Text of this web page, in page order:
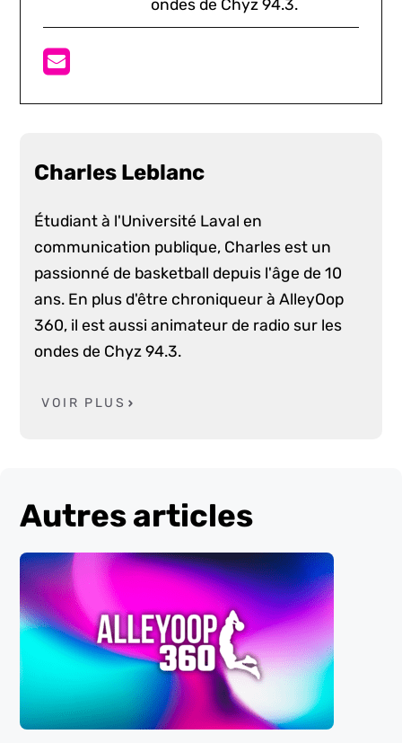
ondes de Chyz 94.3.
Charles Leblanc
Étudiant à l'Université Laval en
communication publique, Charles est un
passionné de basketball depuis l'âge de 10
ans. En plus d'être chroniqueur à AlleyOop
360, il est aussi animateur de radio sur les
ondes de Chyz 94.3.
VOIR PLUS
Autres articles